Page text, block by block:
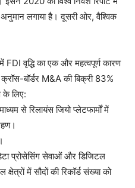
लगाया है। दूसरी ओर, वैश्विक
वृद्धि का एक और महत्वपूर्ण कारण
बॉर्डर M&A की बिक्री 83%
के लिए:
से रिलायंस जियो प्लेटफार्मों में
प्रोसेसिंग सेवाओं और डिजिटल
में सौदों की रिकॉर्ड संख्या को